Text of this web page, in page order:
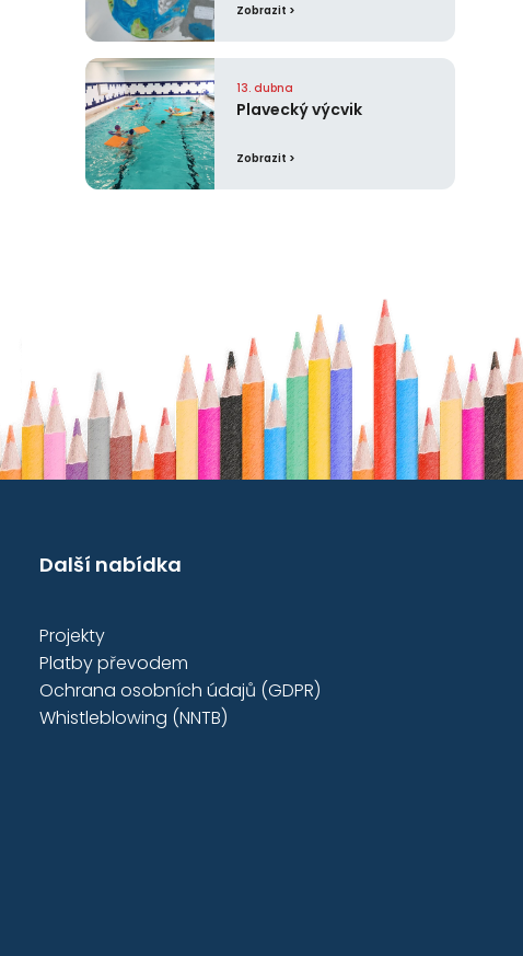
Zobrazit >
13. dubna
Plavecký výcvik
Zobrazit >
Další nabídka
Projekty
Platby převodem
Ochrana osobních údajů (GDPR)
Whistleblowing (NNTB)